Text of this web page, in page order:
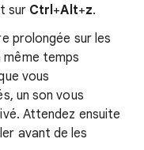
sur Ctrl+Alt+z.
prolongée sur les
même temps
vous
un son vous
Attendez ensuite
avant de les